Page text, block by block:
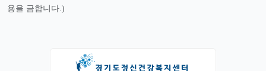
용을 금합니다.)